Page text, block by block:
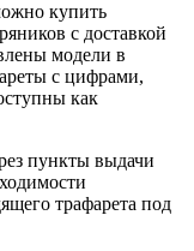
купить
с доставкой
модели в
с цифрами,
как
пункты выдачи
трафарета под